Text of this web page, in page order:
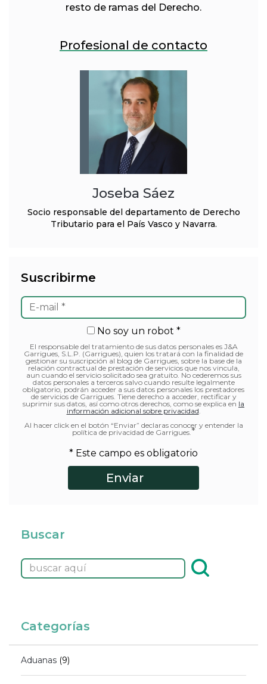
resto de ramas del Derecho.
Profesional de contacto
Joseba Sáez
Socio responsable del departamento de Derecho
Tributario para el País Vasco y Navarra.
Suscribirme
No soy un robot *
El responsable del tratamiento de sus datos personales es J&A
Garrigues, S.L.P. (Garrigues), quien los tratará con la finalidad de
gestionar su suscripción al blog de Garrigues, sobre la base de la
relación contractual de prestación de servicios que nos vincula,
aun cuando el servicio solicitado sea gratuito. No cederemos sus
datos personales a terceros salvo cuando resulte legalmente
obligatorio, podrán acceder a sus datos personales los prestadores
de servicios de Garrigues. Tiene derecho a acceder, rectificar y
suprimir sus datos, así como otros derechos, como se explica en la
información adicional sobre privacidad
Al hacer click en el botón “Enviar” declaras conocer y entender la
política de privacidad de Garrigues. *
* Este campo es obligatorio
Buscar
Categorías
Aduanas (9)